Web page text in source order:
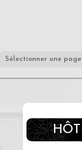
Sélectionner une page